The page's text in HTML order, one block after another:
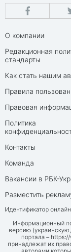
О компании
Редакционная
стандарты
Как стать нашим
Правила
Правовая
Политика
Контакты
Команда
Вакансии в РБК-
Разместить
Идентификатор
Информационный
версию
портала –
принадлежат их